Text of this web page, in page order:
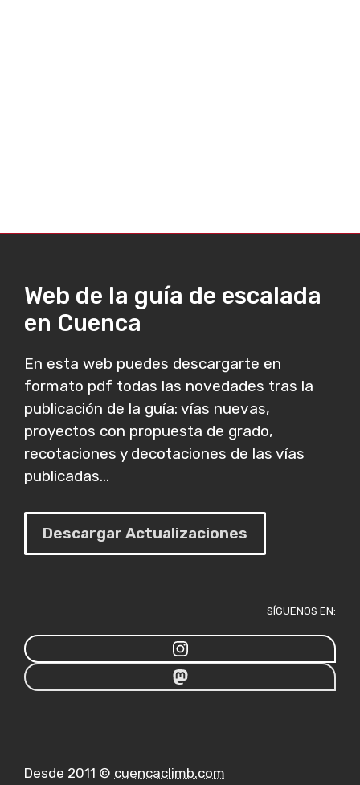
Web de la guía de escalada
en Cuenca
En esta web puedes descargarte en
formato pdf todas las novedades tras la
publicación de la guía: vías nuevas,
proyectos con propuesta de grado,
recotaciones y decotaciones de las vías
publicadas...
Descargar Actualizaciones
SÍGUENOS EN:
Desde 2011 © cuencaclimb.com